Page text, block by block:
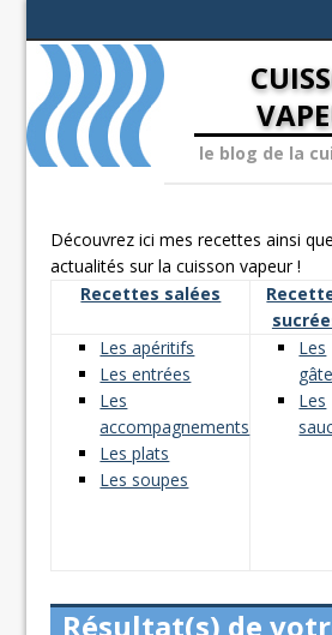
le blog de la
Découvrez ici mes recettes ainsi
actualités sur la cuisson vapeur !
Recettes salées
Les apéritifs
Les entrées
Les
accompagnements
Les plats
Les soupes
Les
Les
Résultat(s) de